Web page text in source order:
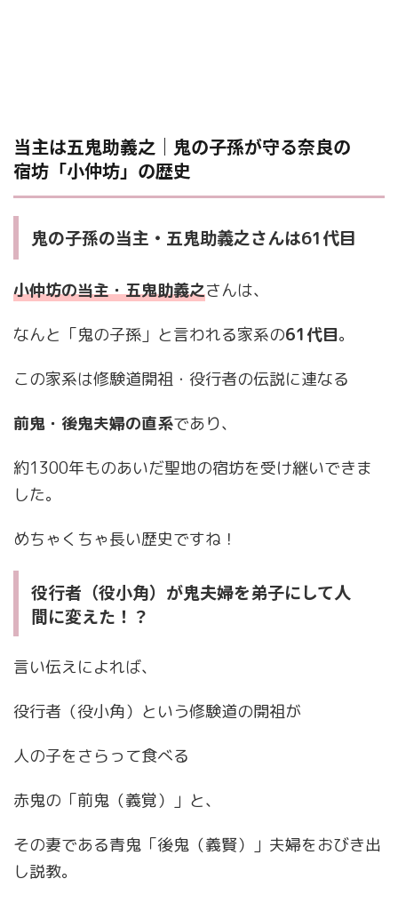
当主は五鬼助義之｜鬼の子孫が守る奈良の
宿坊「小仲坊」の歴史
鬼の子孫の当主・五鬼助義之さんは61代目
小仲坊の当主・五鬼助義之さんは、
なんと「鬼の子孫」と言われる家系の61代目。
この家系は修験道開祖・役行者の伝説に連なる
前鬼・後鬼夫婦の直系であり、
約1300年ものあいだ聖地の宿坊を受け継いできま
した。
めちゃくちゃ長い歴史ですね！
役行者（役小角）が鬼夫婦を弟子にして人
間に変えた！？
言い伝えによれば、
役行者（役小角）という修験道の開祖が
人の子をさらって食べる
赤鬼の「前鬼（義覚）」と、
その妻である青鬼「後鬼（義賢）」夫婦をおびき出
し説教。